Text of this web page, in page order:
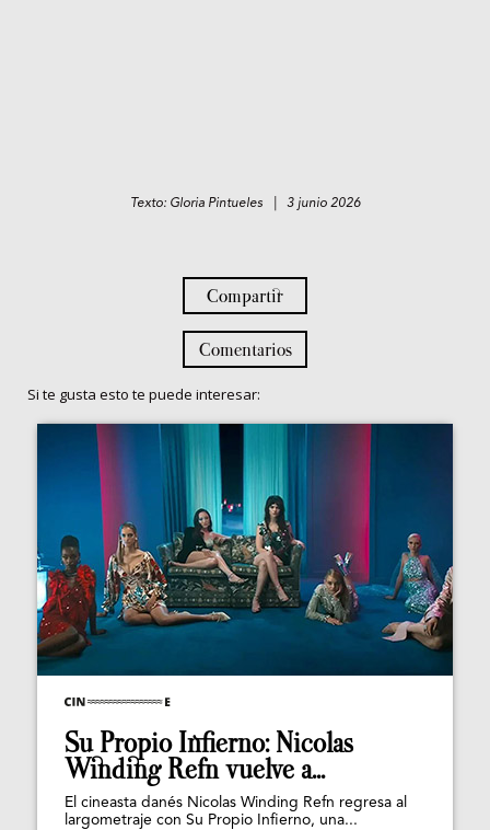
Texto: Gloria Pintueles | 3 junio 2026
Compartir
Comentarios
Si te gusta esto te puede interesar:
Su Propio Infierno: Nicolas
Winding Refn vuelve a...
El cineasta danés Nicolas Winding Refn regresa al
largometraje con Su Propio Infierno, una...